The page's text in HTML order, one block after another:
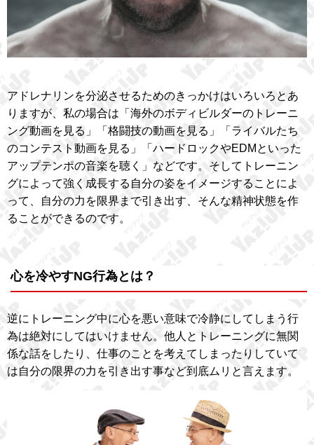
アドレナリンを分泌させるためのきっかけはいろいろとあ
りますが、私の場合は「海外のボディビルダーのトレーニ
ング動画を見る」「格闘技の動画を見る」「ライバルたち
のコンテスト動画を見る」「ハードロックやEDMといった
アップテンポの音楽を聴く」などです。そしてトレーニン
グによって強く成長する自分の姿をイメージすることによ
って、自分の力を限界まで引き出す、そんな精神状態を作
ることができるのです。
心を冷やすNG行為とは？
逆にトレーニング中に心を悪い意味で冷静にしてしまう行
為は絶対にしてはいけません。他人とトレーニングに無関
係な話をしたり、仕事のことを考えてしまったりしていて
は自分の限界の力を引き出す事など到底ムリと言えます。